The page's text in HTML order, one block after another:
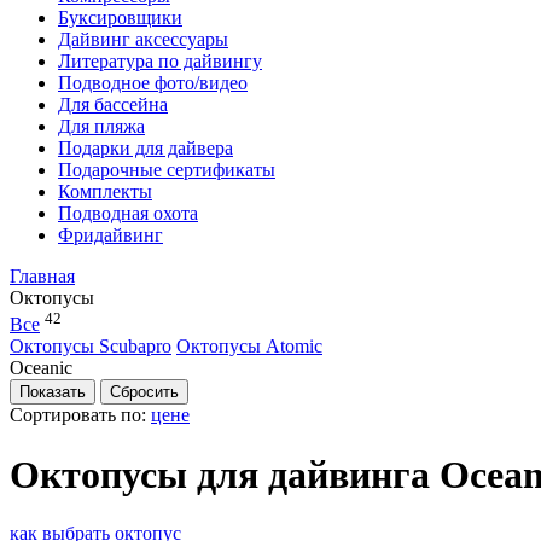
Буксировщики
Дайвинг аксессуары
Литература по дайвингу
Подводное фото/видео
Для бассейна
Для пляжа
Подарки для дайвера
Подарочные сертификаты
Комплекты
Подводная охота
Фридайвинг
Главная
Октопусы
Все 42
Октопусы Scubapro Октопусы Atomic
Oceanic
Сортировать по: цене
Октопусы для дайвинга
как выбрать октопус